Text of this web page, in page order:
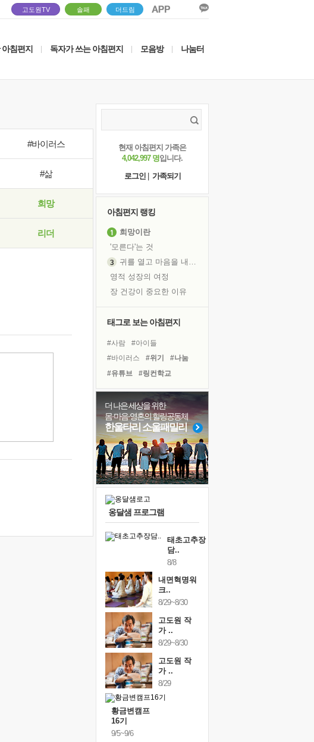
고도원TV 솔패 더드림
아침편지 독자가 쓰는 아침편지 모음방 나눔터
#바이러스
#삶
희망
리더
현재 아침편지 가족은
4,042,997 명입니다.
로그인
가족되기
아침편지 랭킹
희망이란
'모른다'는 것
귀를 열고 마음을 내어주고
영적 성장의 여정
장 건강이 중요한 이유
흙이 된 몸으로 출근하는 여자
꿈이 실제가 되는 것
'말 타는 법'을 먼저
졸업식 사진을 보며
아픈 아버지를 위한 공간 설계
극심한 변비, 어깨결림, 수면 장애
보고 싶은 어머니
유년 시절의 부산 영도 바다
못된 꼰대들
거울 속의 나
태그로 보는 아침편지
#사람
#아이들
#바이러스
#위기
#나눔
#유튜브
#링컨학교
#희망
#계획
#선택
#도움
#면역력
#삶
#독서
#힐링
#비전캠프
#리더
#다짐
#독서캠프
#친구
#경험
더 나은 세상을 위한
몸·마음·영혼의 힐링공동체
한울타리 소울패밀리
옹달샘 프로그램
태초고추장
담..
8/8
내면혁명워
크..
8/29~8/30
고도원 작
가 ..
8/29~8/30
고도원 작
가 ..
8/29
황금변캠프
16기
9/5~9/6